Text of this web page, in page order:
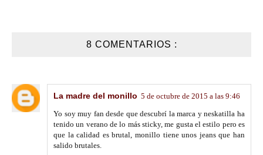
8 COMENTARIOS :
La madre del monillo 5 de octubre de 2015 a las 9:46
Yo soy muy fan desde que descubrí la marca y neskatilla ha
tenido un verano de lo más sticky, me gusta el estilo pero es
que la calidad es brutal, monillo tiene unos jeans que han
salido brutales.